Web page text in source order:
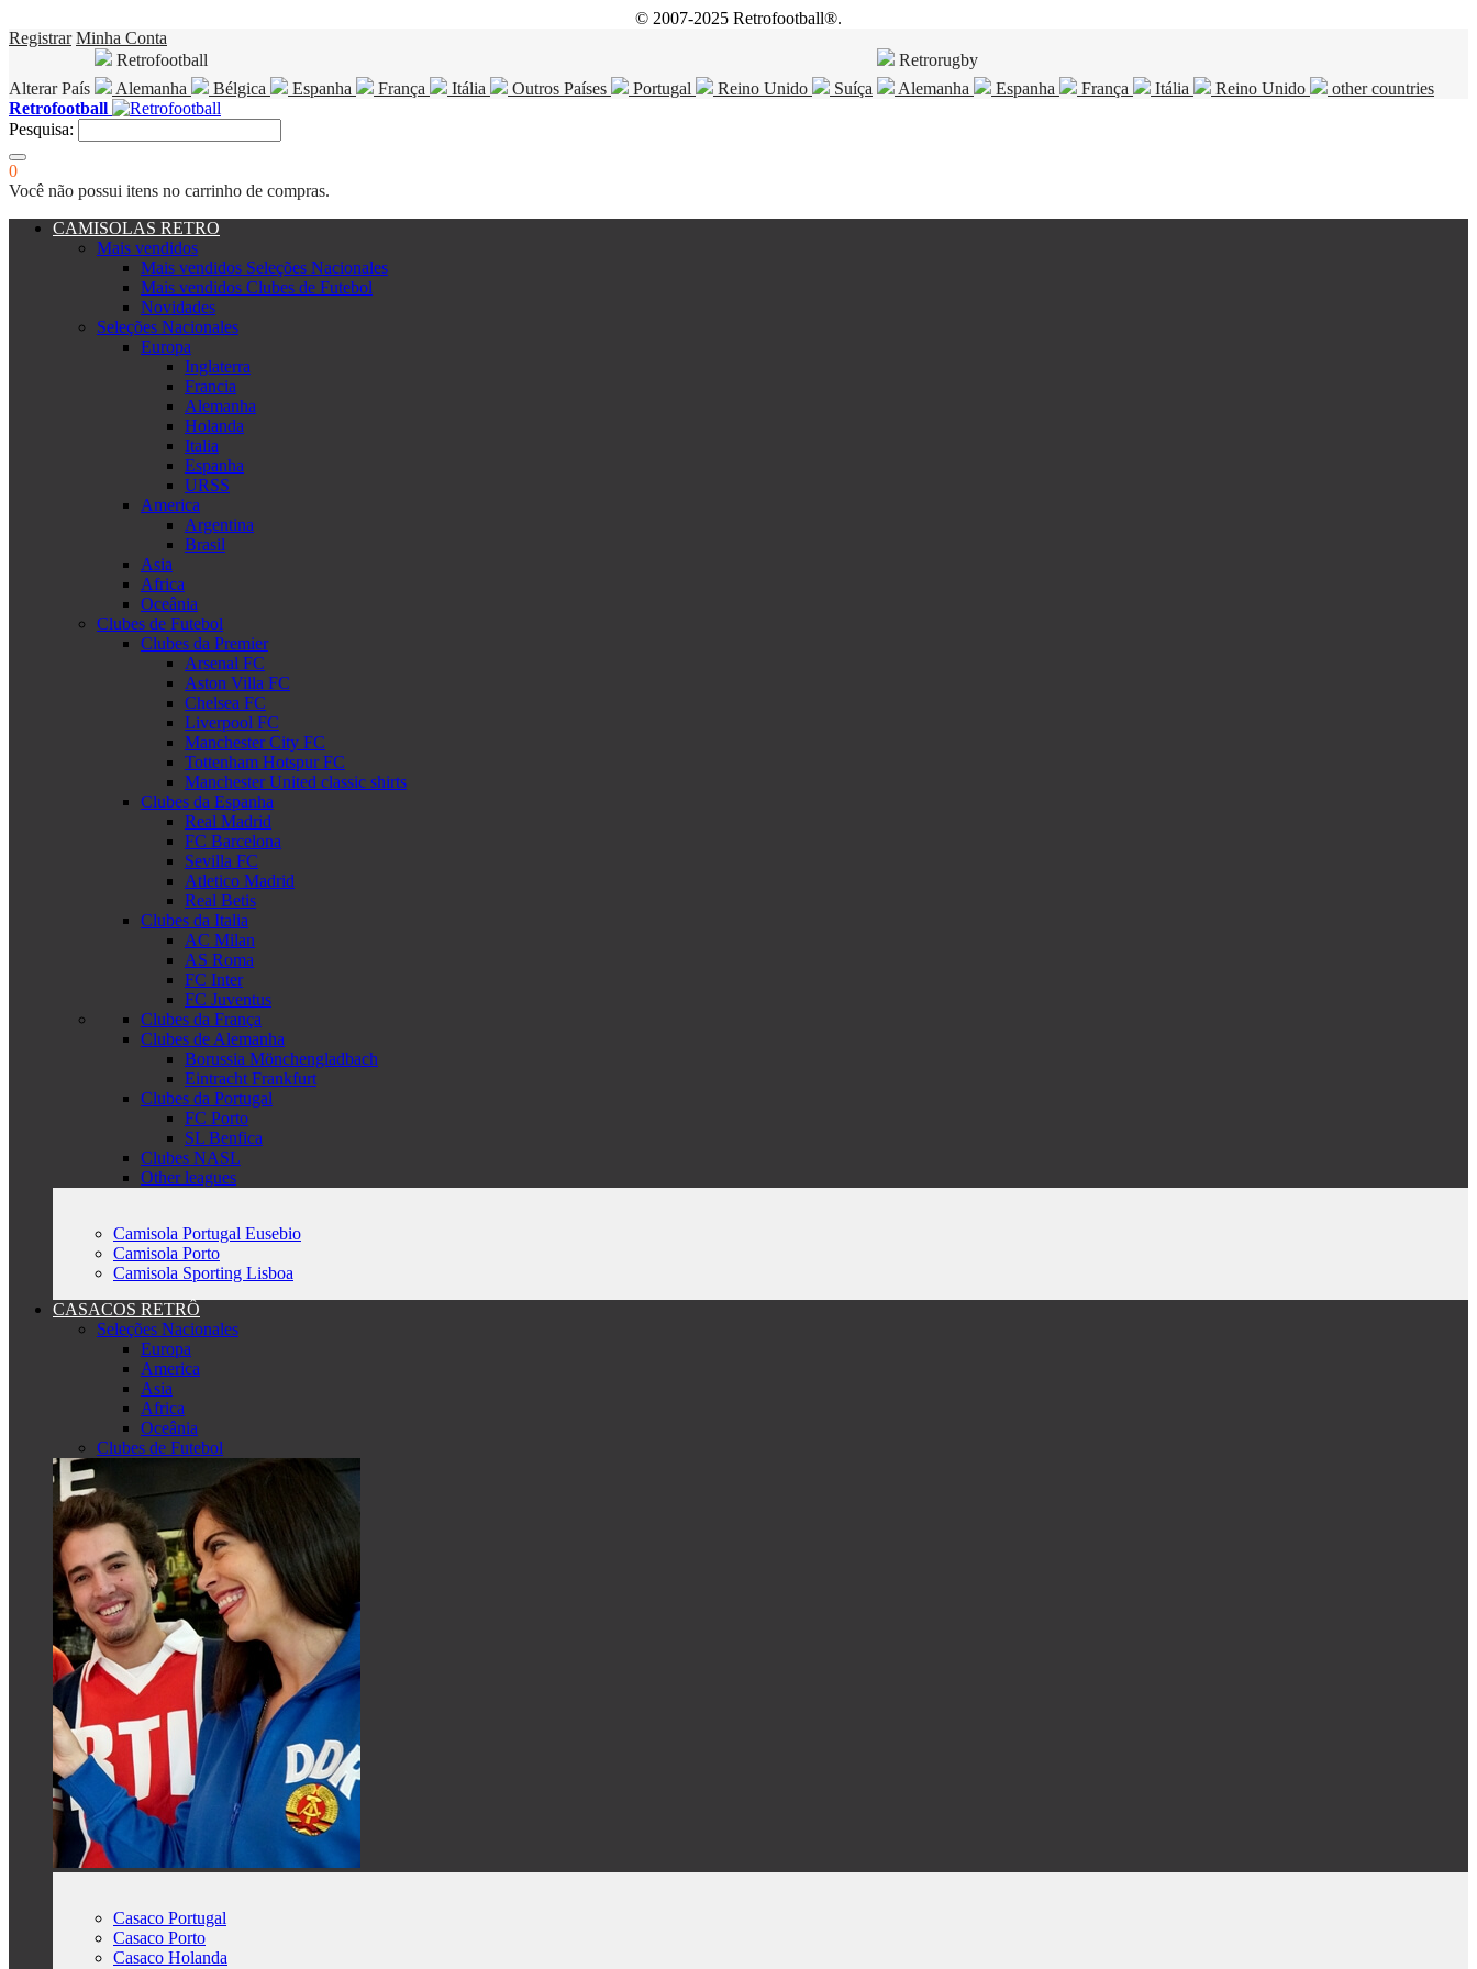
© 2007-2025 Retrofootball®.
Registrar Minha Conta
Alterar País
Retrofootball
Alemanha
Bélgica Espanha França Itália Outros Países Portugal Reino Unido Suíça
Retrorugby
Alemanha
Espanha França Itália Reino Unido
other countries
Retrofootball
Pesquisa:
0
Você não possui itens no carrinho de compras.
CAMISOLAS RETRO
Mais vendidos
Mais vendidos Seleções Nacionales
Mais vendidos Clubes de Futebol
Novidades
Seleções Nacionales
Europa
Inglaterra
Francia
Alemanha
Holanda
Italia
Espanha
URSS
America
Argentina
Brasil
Asia
Africa
Oceânia
Clubes de Futebol
Clubes da Premier
Arsenal FC
Aston Villa FC
Chelsea FC
Liverpool FC
Manchester City FC
Tottenham Hotspur FC
Manchester United classic shirts
Clubes da Espanha
Real Madrid
FC Barcelona
Sevilla FC
Atletico Madrid
Real Betis
Clubes da Italia
AC Milan
AS Roma
FC Inter
FC Juventus
Clubes da França
Clubes de Alemanha
Borussia Mönchengladbach
Eintracht Frankfurt
Clubes da Portugal
FC Porto
SL Benfica
Clubes NASL
Other leagues
Camisola Portugal Eusebio
Camisola Porto
Camisola Sporting Lisboa
CASACOS RETRÔ
Seleções Nacionales
Europa
America
Asia
Africa
Oceânia
Clubes de Futebol
Casaco Portugal
Casaco Porto
Casaco Holanda